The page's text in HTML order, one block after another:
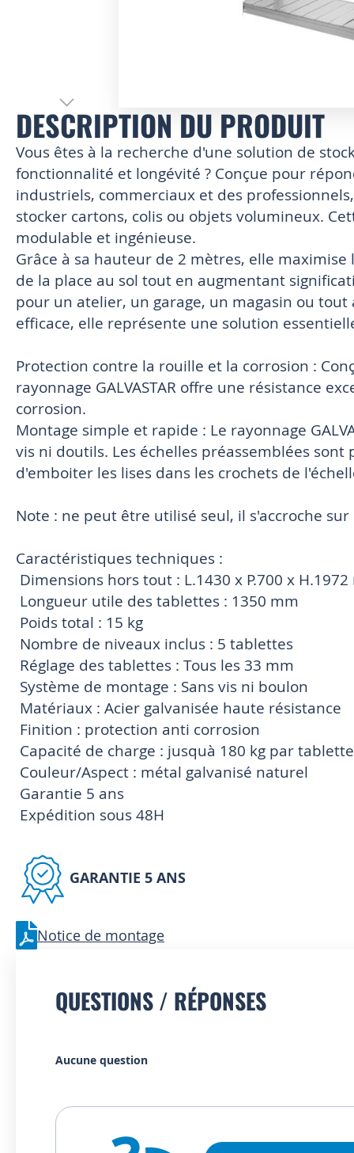
Skip
the
beginning
of
the
images
gallery
DESCRIPTION DU PRODUIT
Vous êtes à la recherche d'une solution de
fonctionnalité et longévité ? Conçue pour
industriels, commerciaux et des
stocker cartons, colis ou objets volumineux.
modulable et ingénieuse.
Grâce à sa hauteur de 2 mètres, elle
de la place au sol tout en augmentant
pour un atelier, un garage, un magasin ou
efficace, elle représente une solution
Protection contre la rouille et la corrosion :
rayonnage GALVASTAR offre une résistance
corrosion.
Montage simple et rapide : Le rayonnage
vis ni doutils. Les échelles préassemblées
d'emboiter les lises dans les crochets de
Note : ne peut être utilisé seul, il s'accroche
Caractéristiques techniques :
 Dimensions hors tout : L.1430 x P.700 x
 Longueur utile des tablettes : 1350 mm
 Poids total : 15 kg
 Nombre de niveaux inclus : 5 tablettes
 Réglage des tablettes : Tous les 33 mm
 Système de montage : Sans vis ni boulon
 Matériaux : Acier galvanisée haute résistance
 Finition : protection anti corrosion
 Capacité de charge : jusquà 180 kg par tablette
 Couleur/Aspect : métal galvanisé naturel
 Garantie 5 ans
 Expédition sous 48H
GARANTIE 5 ANS
Notice de montage
QUESTIONS / RÉPONSES
Aucune question